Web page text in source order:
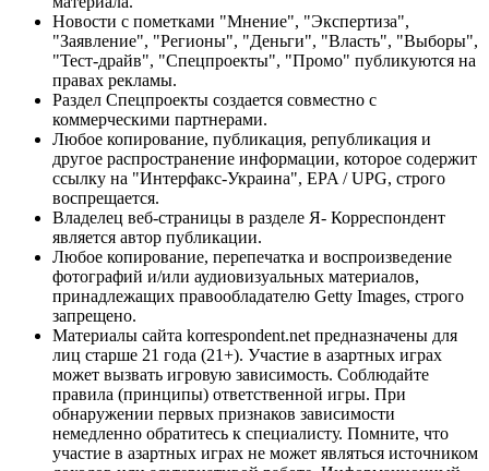
Новости с пометками "Мнение", "Экспертиза",
"Заявление", "Регионы", "Деньги", "Власть", "Выборы",
"Тест-драйв", "Спецпроекты", "Промо" публикуются на
правах рекламы.
Раздел Спецпроекты создается совместно с
коммерческими партнерами.
Любое копирование, публикация, републикация и
другое распространение информации, которое содержит
ссылку на "Интерфакс-Украина", EPA / UPG, строго
воспрещается.
Владелец веб-страницы в разделе Я- Корреспондент
является автор публикации.
Любое копирование, перепечатка и воспроизведение
фотографий и/или аудиовизуальных материалов,
принадлежащих правообладателю Getty Images, строго
запрещено.
Материалы сайта korrespondent.net предназначены для
лиц старше 21 года (21+). Участие в азартных играх
может вызвать игровую зависимость. Соблюдайте
правила (принципы) ответственной игры. При
обнаружении первых признаков зависимости
немедленно обратитесь к специалисту. Помните, что
участие в азартных играх не может являться источником